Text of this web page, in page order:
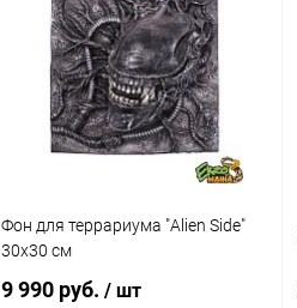
Фон для террариума "Alien Side"
30х30 см
9 990 руб. / шт